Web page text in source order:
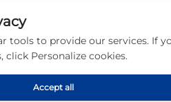
tools to provide our services. If
Personalize cookies.
Accept all